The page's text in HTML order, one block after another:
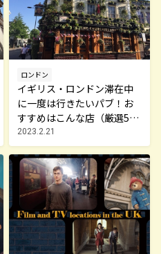
ロンドン
イギリス・ロンドン滞在中
に一度は行きたいパブ！お
すすめはこんな店（厳選5
店）
2023.2.21